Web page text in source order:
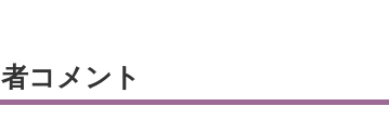
コメント